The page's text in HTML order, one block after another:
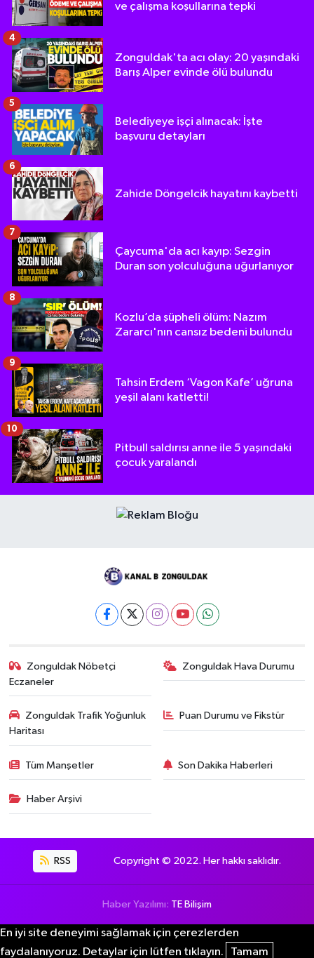
ve çalışma koşullarına tepki
Zonguldak'ta acı olay: 20 yaşındaki
Barış Alper evinde ölü bulundu
4
Belediyeye işçi alınacak: İşte
başvuru detayları
5
Zahide Döngelcik hayatını kaybetti
6
Çaycuma'da acı kayıp: Sezgin
Duran son yolculuğuna uğurlanıyor
7
Kozlu’da şüpheli ölüm: Nazım
Zararcı'nın cansız bedeni bulundu
8
Tahsin Erdem ‘Vagon Kafe’ uğruna
yeşil alanı katletti!
9
Pitbull saldırısı anne ile 5 yaşındaki
çocuk yaralandı
10
Zonguldak Nöbetçi
Eczaneler
Zonguldak Hava Durumu
Zonguldak Trafik Yoğunluk
Haritası
Puan Durumu ve Fikstür
Tüm Manşetler Son Dakika Haberleri
Haber Arşivi
RSS Copyright © 2022. Her hakkı saklıdır.
Haber Yazılımı: TE Bilişim
En iyi site deneyimi sağlamak için çerezlerden
faydalanıyoruz. Detaylar için lütfen tıklayın.
Tamam